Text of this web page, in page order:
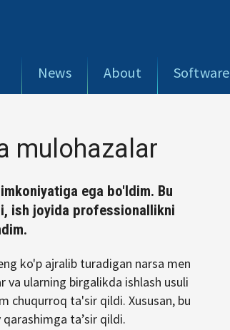
News About Software
mulohazalar
ega bo'ldim. Bu
ish joyida professionallikni
ko'p ajralib turadigan narsa men
ularning birgalikda ishlash usuli
chuqurroq ta'sir qildi. Xususan, bu
taʼsir qildi.